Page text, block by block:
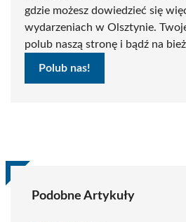
gdzie możesz dowiedzieć się
wydarzeniach w Olsztynie.
polub naszą stronę i bądź na
Polub nas!
Podobne Artykuły